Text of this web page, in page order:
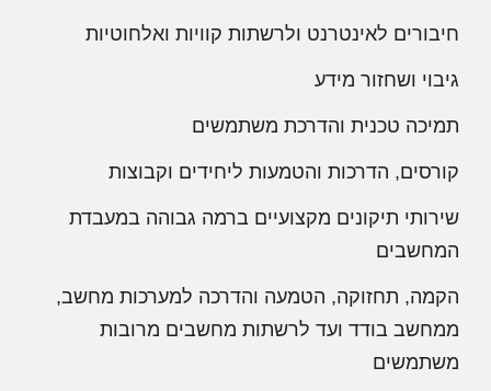
חיבורים לאינטרנט ולרשתות קוויות ואלחוטיות
גיבוי ושחזור מידע
תמיכה טכנית והדרכת משתמשים
קורסים, הדרכות והטמעות ליחידים וקבוצות
שירותי תיקונים מקצועיים ברמה גבוהה במעבדת
המחשבים
הקמה, תחזוקה, הטמעה והדרכה למערכות מחשב,
ממחשב בודד ועד לרשתות מחשבים מרובות
משתמשים